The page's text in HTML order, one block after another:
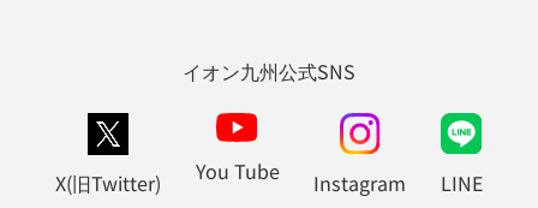
イオン九州公式SNS
X(旧Twitter) You Tube Instagram LINE